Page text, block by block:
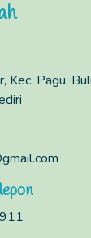
Kec. Pagu,